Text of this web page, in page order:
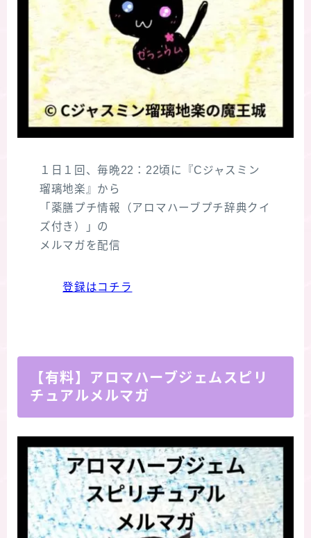
１日１回、毎晩22：22頃に『Cジャスミン
瑠璃地楽』から
「薬膳プチ情報（アロマハーブプチ辞典クイ
ズ付き）」の
メルマガを配信
登録はコチラ
【有料】アロマハーブジェムスピリ
チュアルメルマガ